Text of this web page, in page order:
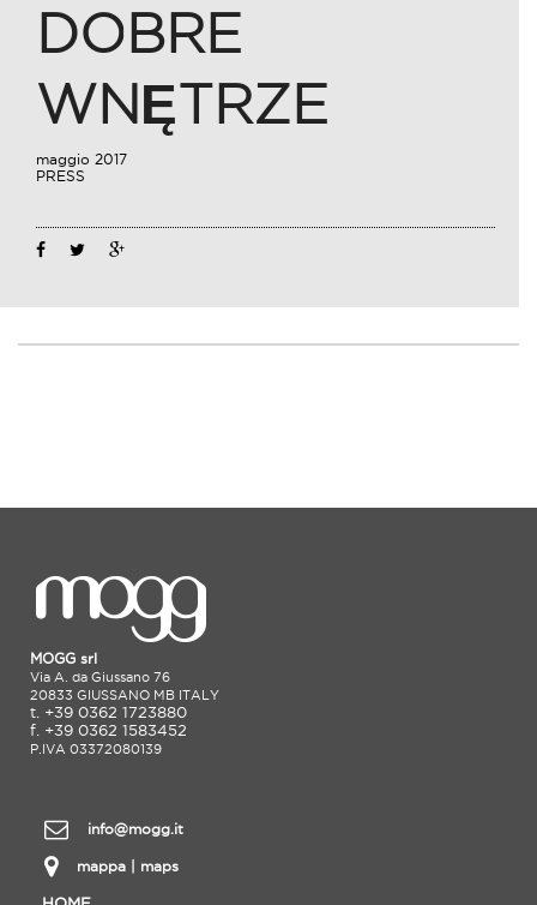
DOBRE
WNĘTRZE
maggio 2017
PRESS
MOGG srl
Via A. da Giussano 76
20833 GIUSSANO MB ITALY
t. +39 0362 1723880
f. +39 0362 1583452
P.IVA 03372080139
info@mogg.it
mappa | maps